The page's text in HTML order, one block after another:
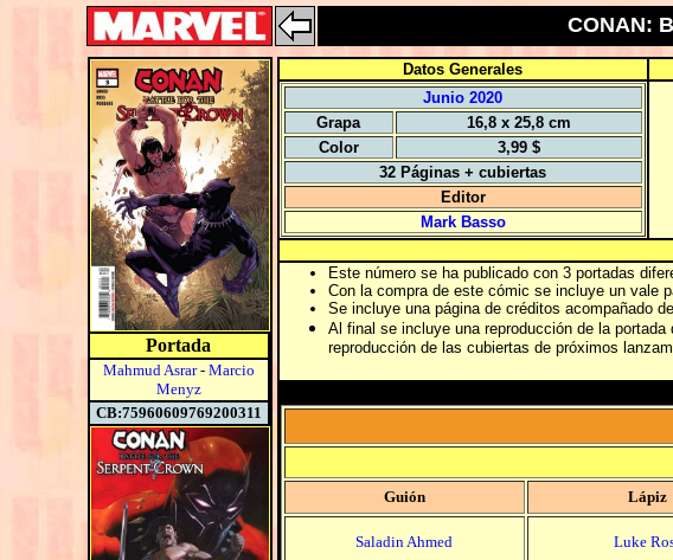
CONAN:
Portada
Mahmud Asrar- Marcio
Menyz
CB:75960609769200311
Datos Generales
Junio 2020
Grapa
16,8 x 25,8 cm
Color
3,99 $
32 Páginas + cubiertas
Editor
Mark Basso
Este número se ha publicado con 3 portadas
Con la compra de este cómic se incluye un vale
Se incluye una página de créditos acompañado
Al final se incluye una reproducción de la
reproducción de las cubiertas de próximos
Guión
Lápiz
Saladin Ahmed Luke